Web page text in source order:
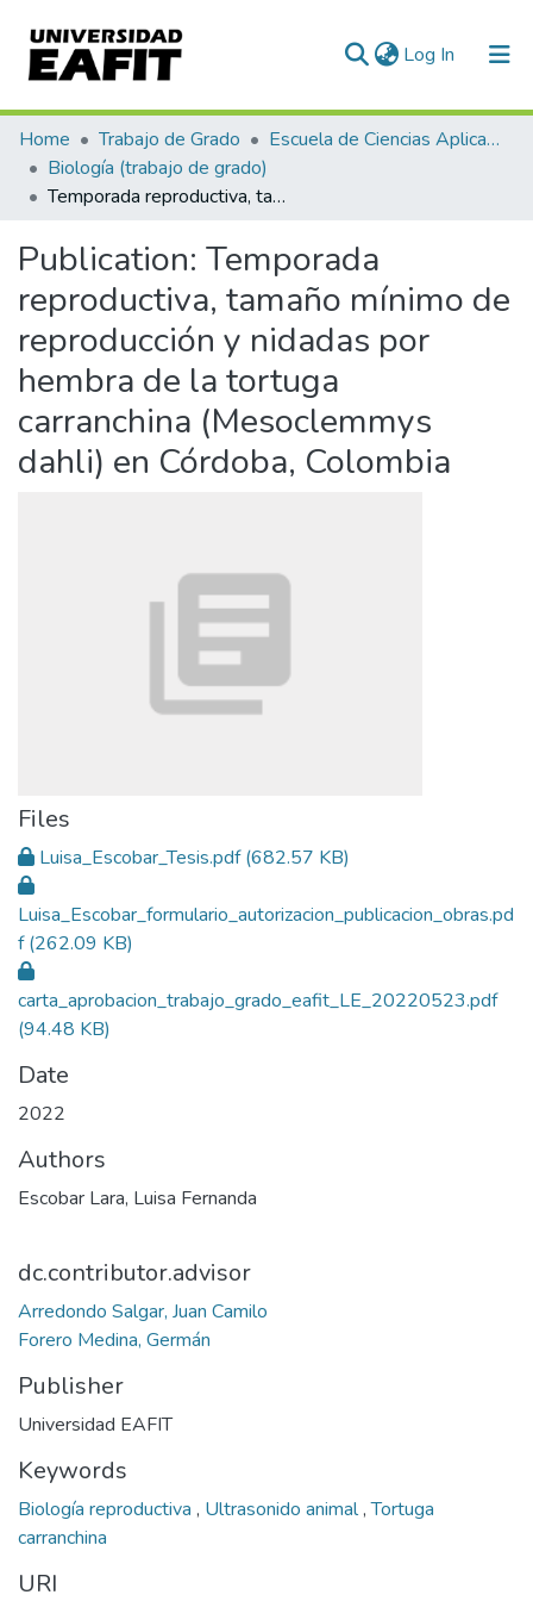
Log In (current)
Communities & Collections
All of DSpace
Home Trabajo de Grado
Escuela de Ciencias Aplicadas e Ingeniería
Biología (trabajo de grado)
Temporada reproductiva, tamaño mínimo de reproducción y nidadas por hembra de la tortuga carranchina (Mesoclemmys dahli) en Córdoba, Colombia
Publication: Temporada
reproductiva, tamaño mínimo de
reproducción y nidadas por
hembra de la tortuga
carranchina (Mesoclemmys
dahli) en Córdoba, Colombia
Files
Luisa_Escobar_Tesis.pdf(682.57 KB)
Luisa_Escobar_formulario_autorizacion_publicacion_obras.pd
f(262.09 KB)
carta_aprobacion_trabajo_grado_eafit_LE_20220523.pdf
(94.48 KB)
Date
2022
Authors
Escobar Lara, Luisa Fernanda
dc.contributor.advisor
Arredondo Salgar, Juan Camilo
Forero Medina, Germán
Publisher
Universidad EAFIT
Keywords
Biología reproductiva , Ultrasonido animal,Tortuga
carranchina
URI